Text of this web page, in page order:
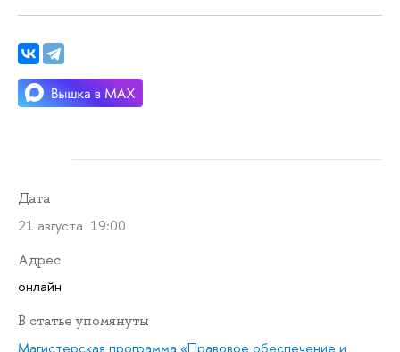
Дата
21 августа 19:00
Адрес
онлайн
В статье упомянуты
Магистерская программа «Правовое обеспечение и